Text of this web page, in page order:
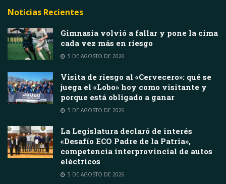
Noticias Recientes
Gimnasia volvió a fallar y pone la cima
cada vez más en riesgo
5 DE AGOSTO DE 2026
Visita de riesgo al «Cervecero»: qué se
juega el «Lobo» hoy como visitante y
porque está obligado a ganar
5 DE AGOSTO DE 2026
La Legislatura declaró de interés
«Desafío ECO Padre de la Patria»,
competencia interprovincial de autos
eléctricos
5 DE AGOSTO DE 2026